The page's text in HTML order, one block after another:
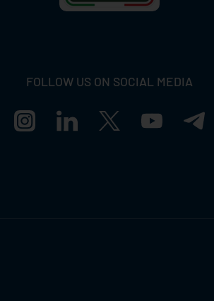
FOLLOW US ON SOCIAL MEDIA